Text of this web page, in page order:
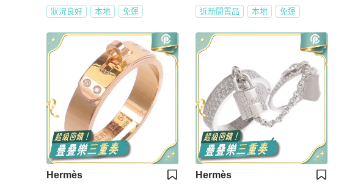
狀況良好 本地 免運 近新閒置品 本地 免運
Hermès Hermès